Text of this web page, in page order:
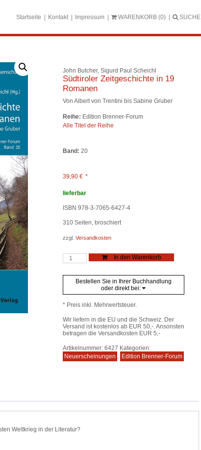
Startseite Kontakt Impressum WARENKORB (0) SUCHE
John Butcher, Sigurd Paul Scheichl
Südtiroler Zeitgeschichte in 19
Romanen
Von Albert von Trentini bis Sabine Gruber
Reihe: Edition Brenner-Forum
Alle Titel der Reihe
Band: 20
39,90 € *
lieferbar
ISBN 978-3-7065-6427-4
310Seiten, broschiert
zzgl. Versandkosten
Südtiroler
Zeitgeschichte
19
Romanen
In den Warenkorb
Bestellen Sie in Ihrer Buchhandlung
oder direkt bei:
* Preis inkl. Mehrwertsteuer.
Wir liefern in die EU und die Schweiz. Der
Versand ist kostenlos ab EUR 50,-. Ansonsten
betragen die Versandkosten EUR 5,-
Artikelnummer: 6427 Kategorien:
Neuerscheinungen , Edition Brenner-Forum
Weltkrieg in der Literatur?